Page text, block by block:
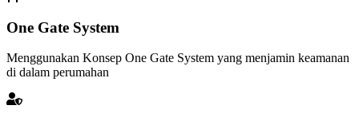
One Gate System
Menggunakan Konsep One Gate System yang menjamin keamanan
di dalam perumahan